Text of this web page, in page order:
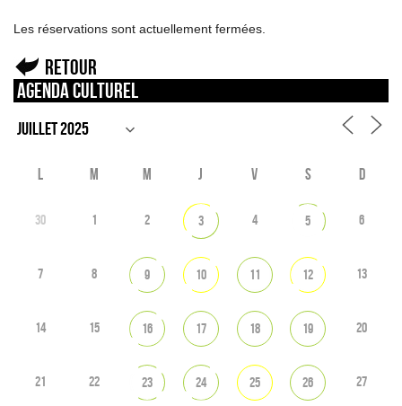
Les réservations sont actuellement fermées.
Retour
Agenda culturel
L M M J V S D
30 1 2 3 4 5 6
7 8 9 10 11 12 13
14 15 16 17 18 19 20
21 22 23 24 25 26 27